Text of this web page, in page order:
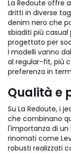
La Redoute offre
dritti in diverse
denim nero che
sbiaditi più
progettato per
I modelli vanno
al regular-fit, più
preferenza in
Qualità e
Su La Redoute, i
che combinano
l'importanza di
rinomati come
robusti realizzati